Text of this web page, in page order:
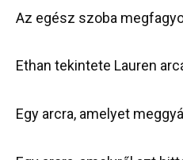
Az egész szoba
Ethan tekintete Lauren
Egy arcra, amelyet